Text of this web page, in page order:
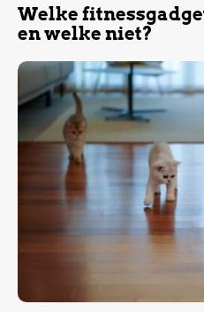
Welke
en welke niet?